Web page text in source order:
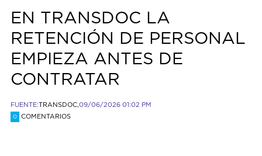
EN TRANSDOC LA
RETENCIÓN DE PERSONAL
EMPIEZA ANTES DE
CONTRATAR
FUENTE:TRANSDOC,09/06/2026 01:02 PM
0 COMENTARIOS